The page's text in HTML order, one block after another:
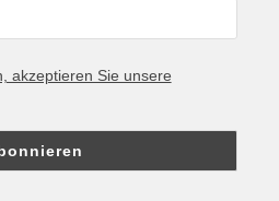
akzeptieren Sie unsere